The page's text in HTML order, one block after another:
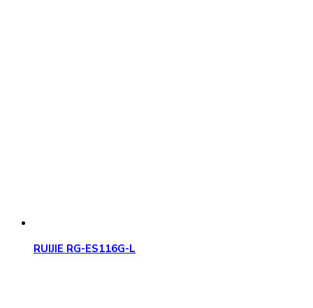
RUIJIE RG-ES116G-L